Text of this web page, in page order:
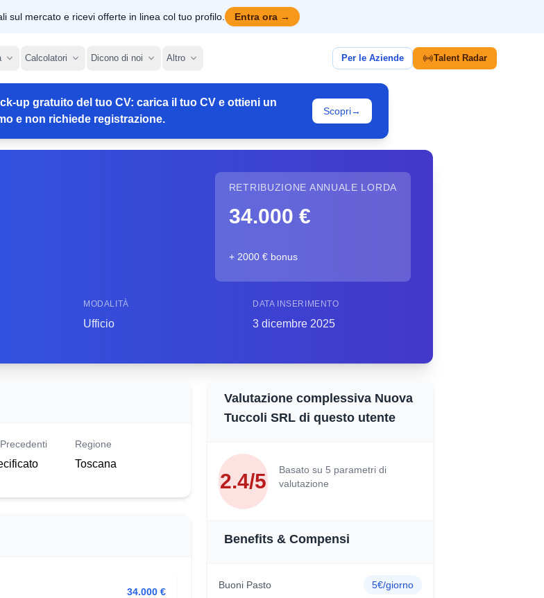
sul mercato e ricevi offerte in linea col tuo profilo. Entra ora →
Calcolatori Dicono di noi Altro Per le Aziende Talent Radar
up gratuito del tuo CV: carica il tuo CV e ottieni un
e non richiede registrazione.
Scopri→
RETRIBUZIONE ANNUALE LORDA
34.000 €
+ 2000 € bonus
MODALITÀ
Ufficio
DATA INSERIMENTO
3 dicembre 2025
Regione
Toscana
34.000 €
Valutazione complessiva Nuova
Tuccoli SRL di questo utente
2.4/5
Basato su 5 parametri di
valutazione
Benefits & Compensi
Buoni Pasto 5€/giorno